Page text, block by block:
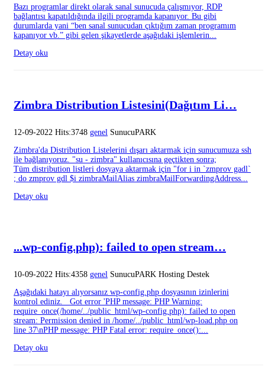
Bazı programlar direkt olarak sanal sunucuda çalışmıyor, RDP
bağlantısı kapatıldığında ilgili programda kapanıyor. Bu gibi
durumlarda yani “ben sanal sunucudan çıktığım zaman programım
kapanıyor vb.” gibi gelen şikayetlerde aşağıdaki işlemlerin...
Detay oku
Zimbra Distribution Listesini(Dağıtım Li…
12-09-2022 Hits:3748 genel SunucuPARK
Zimbra'da Distribution Listelerini dışarı aktarmak için sunucumuza ssh
ile bağlanıyoruz. "su - zimbra" kullanıcısına geçtikten sonra;
Tüm distribution listleri dosyaya aktarmak için "for i in `zmprov gadl`
; do zmprov gdl $i zimbraMailAlias zimbraMailForwardingAddress...
Detay oku
...wp-config.php): failed to open stream…
10-09-2022 Hits:4358 genel SunucuPARK Hosting Destek
Aşağıdaki hatayı alıyorsanız wp-config.php dosyasının izinlerini
kontrol ediniz. Got error 'PHP message: PHP Warning:
require_once(/home/../public_html/wp-config.php): failed to open
stream: Permission denied in /home/../public_html/wp-load.php on
line 37\nPHP message: PHP Fatal error: require_once():...
Detay oku